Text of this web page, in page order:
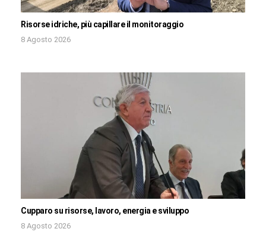
Risorse idriche, più capillare il monitoraggio
8 Agosto 2026
Cupparo su risorse, lavoro, energia e sviluppo
8 Agosto 2026